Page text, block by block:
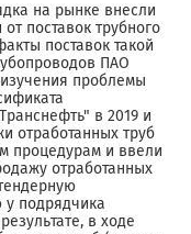
на рынке внесли
поставок трубного
поставок такой
ПАО
проблемы
в 2019 и
отработанных труб
процедурам и ввели
отработанных
подрядчика
в ходе